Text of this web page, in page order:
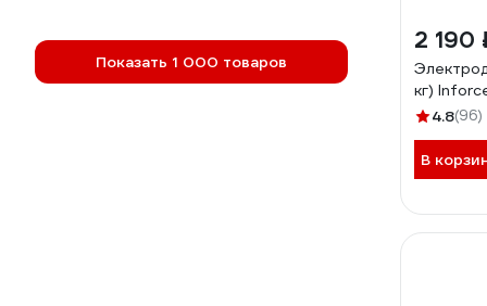
Показать 1 000 товаров
2 190
кг)
4.8(96)
В